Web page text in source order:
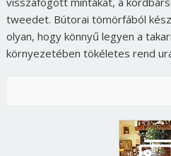
tweedet. Bútorai tömörfából
olyan, hogy könnyű legyen a
környezetében tökéletes rend